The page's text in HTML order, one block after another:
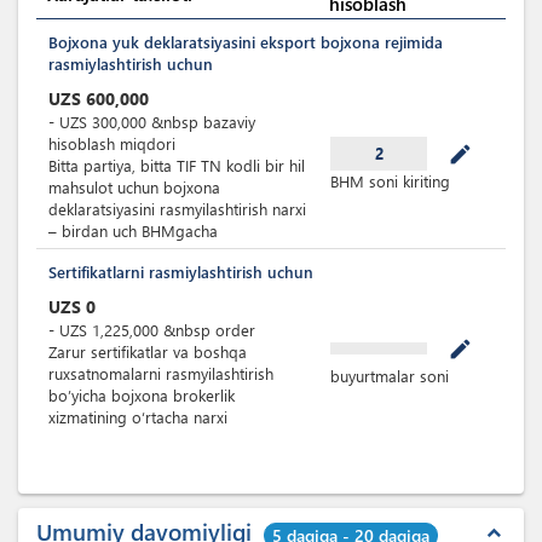
Bojxona yuk deklaratsiyasini eksport bojxona rejimida
rasmiylashtirish uchun
UZS 600,000
- UZS 300,000 &nbsp bazaviy
hisoblash miqdori
Bitta partiya, bitta TIF TN kodli bir hil
mahsulot uchun bojxona
deklaratsiyasini rasmyilashtirish narxi
– birdan uch BHMgacha
2 mode_edit
BHM soni kiriting
Sertifikatlarni rasmiylashtirish uchun
UZS 0
- UZS 1,225,000 &nbsp order
Zarur sertifikatlar va boshqa
ruxsatnomalarni rasmyilashtirish
bo’yicha bojxona brokerlik
xizmatining o‘rtacha narxi
mode_edit
buyurtmalar soni
Umumiy davomiyligi 5 daqiqa - 20 daqiqa expand_less